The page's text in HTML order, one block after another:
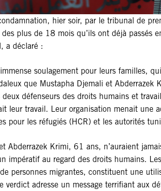
hier soir, par le tribunal de
plus de 18 mois qu’ils ont déjà passés
a déclaré :
soulagement pour leurs familles,
que Mustapha Djemali et
défenseurs des droits humains et
leur travail. Leur organisation menait une
pour les réfugiés (HCR) et les autorités
Abderrazek Krimi, 61 ans, n’auraient
impératif au regard des droits humains.
personnes migrantes, constituent une
verdict adresse un message terrifiant aux